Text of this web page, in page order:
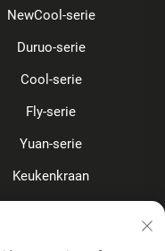
NewCool-serie
Duruo-serie
Cool-serie
Fly-serie
Yuan-serie
Keukenkraan